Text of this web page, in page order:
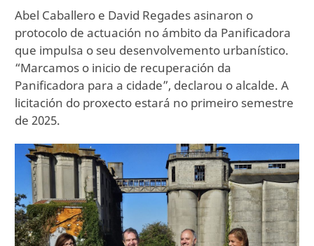
Abel Caballero e David Regades asinaron o
protocolo de actuación no ámbito da Panificadora
que impulsa o seu desenvolvemento urbanístico.
“Marcamos o inicio de recuperación da
Panificadora para a cidade”, declarou o alcalde. A
licitación do proxecto estará no primeiro semestre
de 2025.